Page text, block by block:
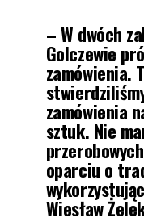
– W dwóch
Golczewie
zamówienia.
zamówienia
sztuk. Nie
oparciu o
Wiesław